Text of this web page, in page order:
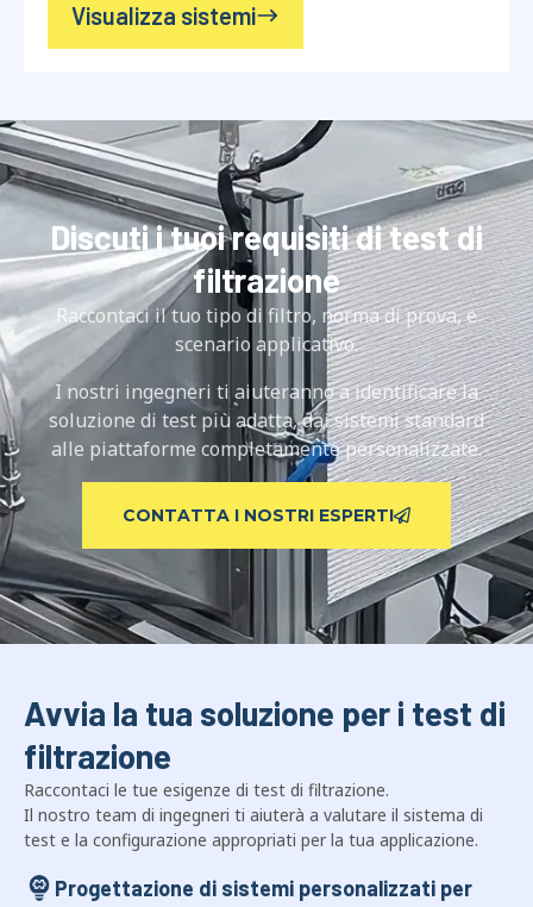
Visualizza sistemi
Discuti i tuoi requisiti di test di
filtrazione
Raccontaci il tuo tipo di filtro, norma di prova, e
scenario applicativo.
I nostri ingegneri ti aiuteranno a identificare la
soluzione di test più adatta, dai sistemi standard
alle piattaforme completamente personalizzate.
CONTATTA I NOSTRI ESPERTI
Avvia la tua soluzione per i test di
filtrazione
Raccontaci le tue esigenze di test di filtrazione.
Il nostro team di ingegneri ti aiuterà a valutare il sistema di
test e la configurazione appropriati per la tua applicazione.
Progettazione di sistemi personalizzati per